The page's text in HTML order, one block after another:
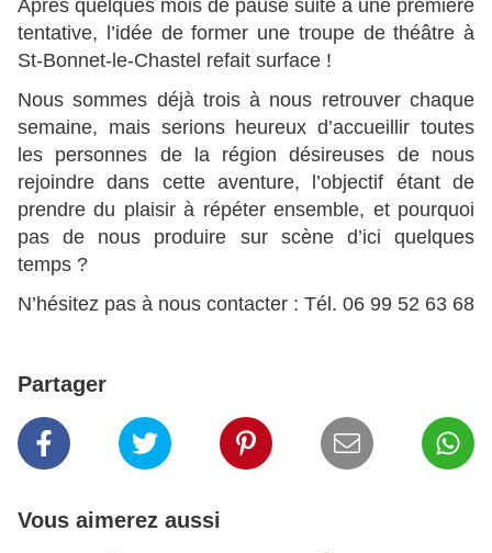
Après quelques mois de pause suite à une première
tentative, l’idée de former une troupe de théâtre à
St-Bonnet-le-Chastel refait surface !
Nous sommes déjà trois à nous retrouver chaque
semaine, mais serions heureux d’accueillir toutes
les personnes de la région désireuses de nous
rejoindre dans cette aventure, l’objectif étant de
prendre du plaisir à répéter ensemble, et pourquoi
pas de nous produire sur scène d’ici quelques
temps ?
N’hésitez pas à nous contacter : Tél. 06 99 52 63 68
Partager
Vous aimerez aussi